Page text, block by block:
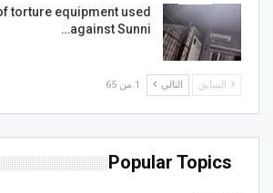
torture equipment used
against Sunni…
السابق التالي 1 من 65
Popular Topics